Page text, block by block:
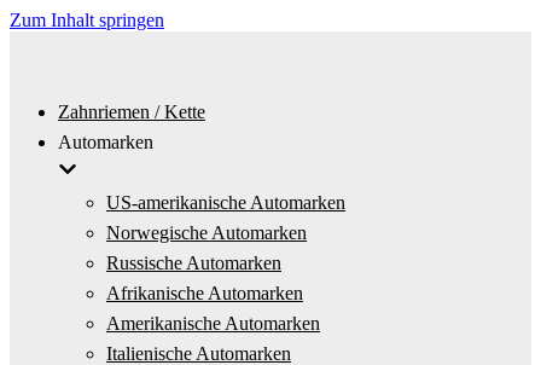
Zum Inhalt springen
Zahnriemen / Kette
Automarken
US-amerikanische Automarken
Norwegische Automarken
Russische Automarken
Afrikanische Automarken
Amerikanische Automarken
Italienische Automarken